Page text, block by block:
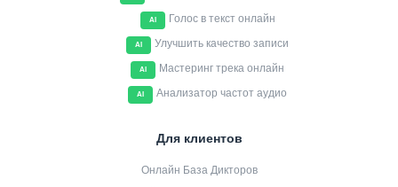
AI Голос в текст онлайн
AI Улучшить качество записи
AI Мастеринг трека онлайн
AI Анализатор частот аудио
Для клиентов
Онлайн База Дикторов